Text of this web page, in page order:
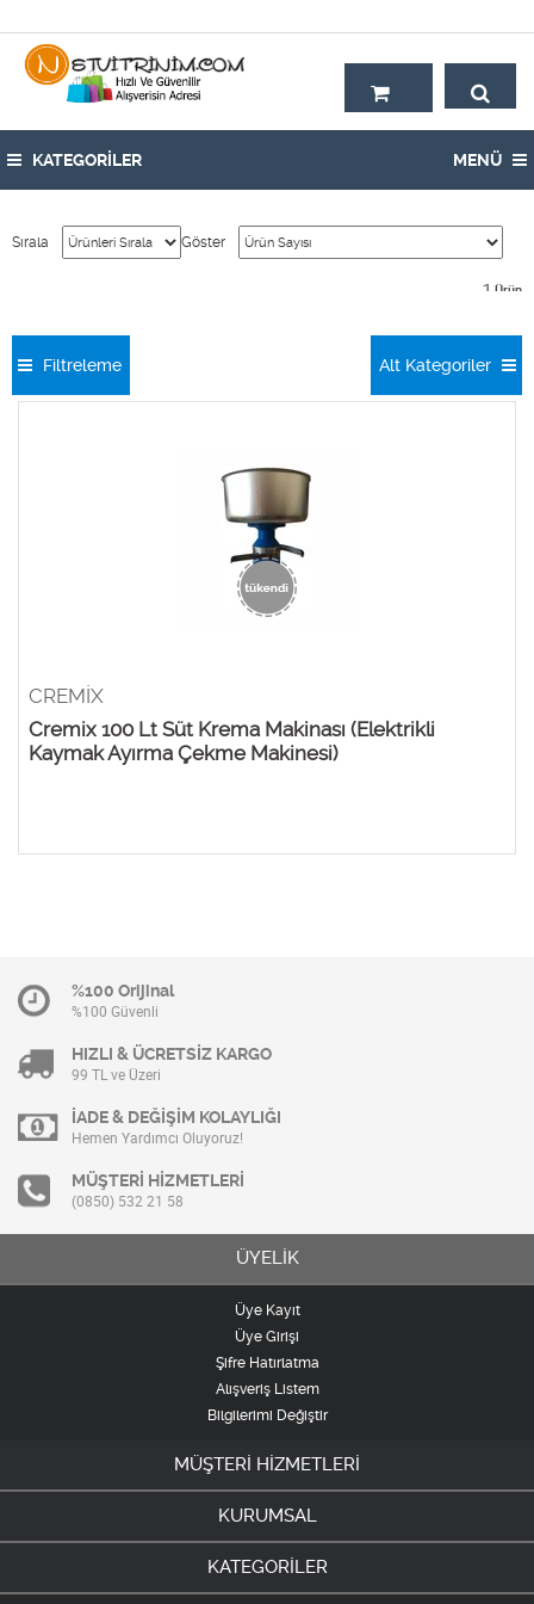
KATEGORİLER MENÜ
Sırala Göster
1 Ürün
Filtreleme Alt Kategoriler
CREMİX
Cremix 100 Lt Süt Krema Makinası (Elektrikli
Kaymak Ayırma Çekme Makinesi)
%100 Orijinal
%100 Güvenli
HIZLI & ÜCRETSİZ KARGO
99 TL ve Üzeri
İADE & DEĞİŞİM KOLAYLIĞI
Hemen Yardımcı Oluyoruz!
MÜŞTERİ HİZMETLERİ
(0850) 532 21 58
ÜYELİK
Üye Kayıt
Üye Girişi
Şifre Hatırlatma
Alışveriş Listem
Bilgilerimi Değiştir
MÜŞTERİ HİZMETLERİ
KURUMSAL
KATEGORİLER